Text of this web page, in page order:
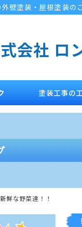
壁塗装・屋根塗装の
会社 ロ
塗装工事の
新鮮な野菜達！！